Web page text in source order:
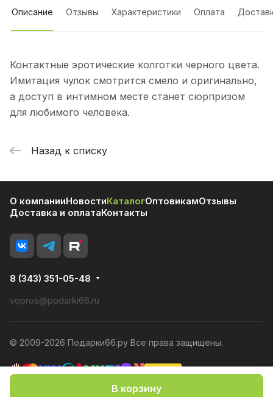
В корзину
Описание Отзывы Характеристики Оплата
Контактные эротические колготки черного цвета.
Имитация чулок смотрится смело и оригинально,
а доступ в интимном месте станет сюрпризом
для любимого человека.
Назад к списку
О компанииНовостиКаталогОптовикамОтзывы
Доставка и оплатаКонтакты
8 (343) 351-05-48
vopros@podarki66.ru
© 2009-2026 Подарки66.ру Все права защищены.